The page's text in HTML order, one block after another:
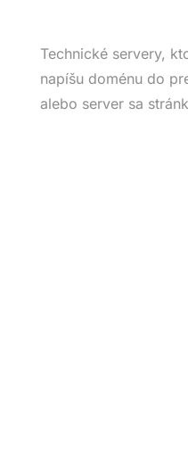
Technické servery,
napíšu doménu do
alebo server sa